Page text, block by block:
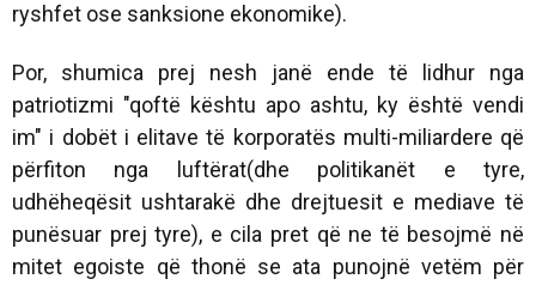
ryshfet ose sanksione ekonomike).
Por, shumica prej nesh janë ende të lidhur nga
patriotizmi "qoftë kështu apo ashtu, ky është vendi
im" i dobët i elitave të korporatës multi-miliardere që
përfiton nga luftërat(dhe politikanët e tyre,
udhëheqësit ushtarakë dhe drejtuesit e mediave të
punësuar prej tyre), e cila pret që ne të besojmë në
mitet egoiste që thonë se ata punojnë vetëm për